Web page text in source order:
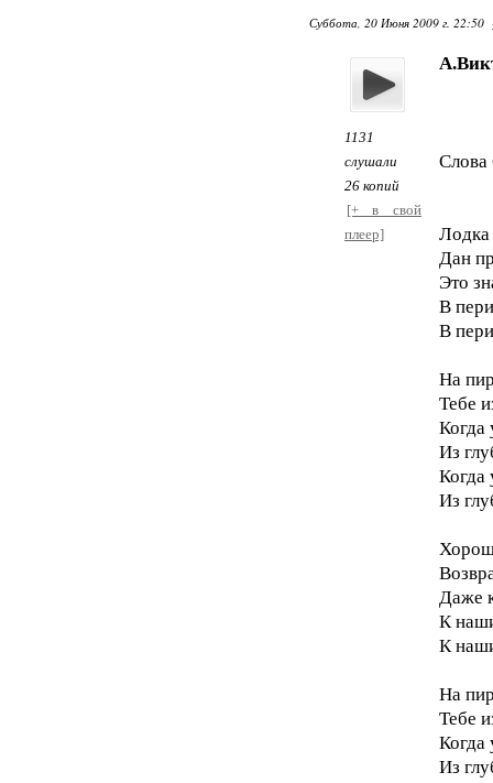
Суббота, 20 Июня 2009 г. 22:50
1131
слушали
26 копий
[+ в свой
плеер]
Лодка
Дан
Это
В
В
На
Тебе
Когда
Из
Когда
Из
Даже
К
К
На
Тебе
Когда
Из